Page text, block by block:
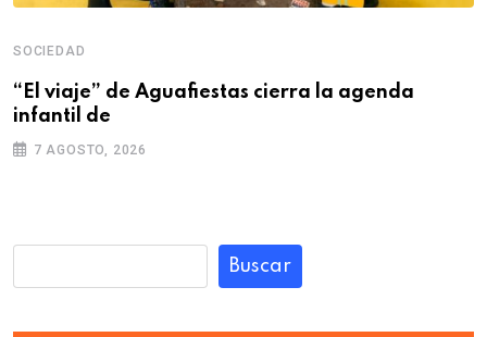
SOCIEDAD
“El viaje” de Aguafiestas cierra la agenda
infantil de
7 AGOSTO, 2026
Buscar